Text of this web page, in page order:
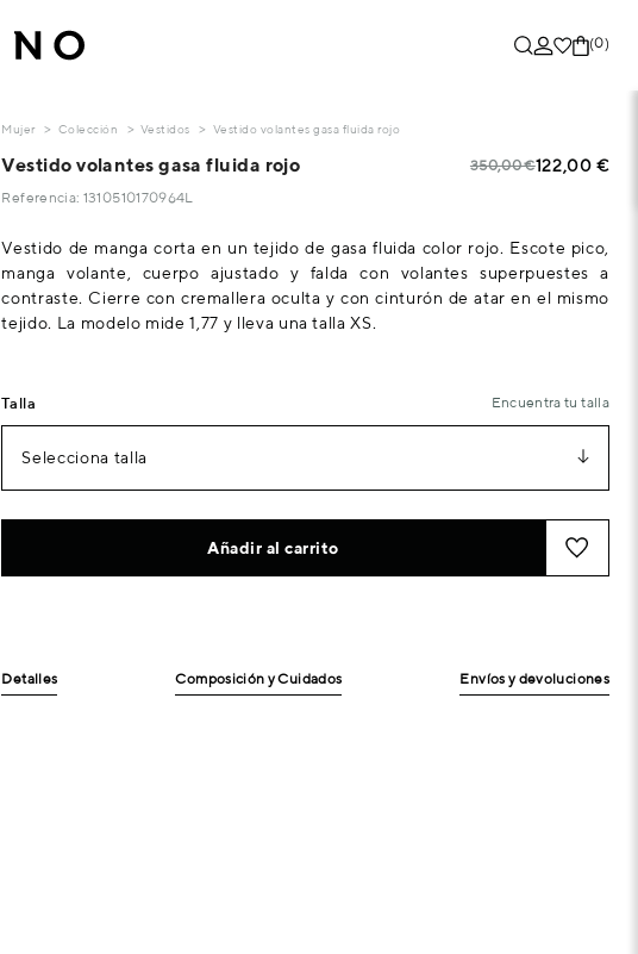
(0)
Mujer Colección Vestidos Vestido volantes gasa fluida rojo
Vestido volantes gasa fluida rojo 350,00 €122,00 €
Referencia: 1310510170964L
Vestido de manga corta en un tejido de gasa fluida color rojo. Escote pico,
manga volante, cuerpo ajustado y falda con volantes superpuestes a
contraste. Cierre con cremallera oculta y con cinturón de atar en el mismo
tejido. La modelo mide 1,77 y lleva una talla XS.
Talla Encuentra tu talla
Selecciona talla
Añadir al carrito
Detalles Composición y Cuidados Envíos y devoluciones